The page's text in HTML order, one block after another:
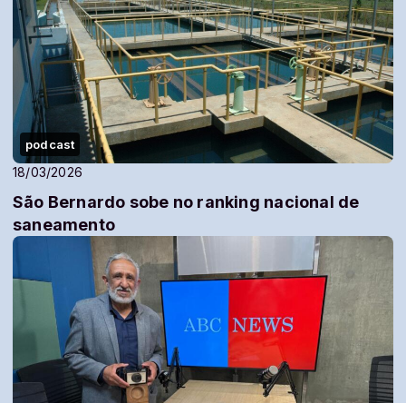
podcast
18/03/2026
São Bernardo sobe no ranking nacional de
saneamento